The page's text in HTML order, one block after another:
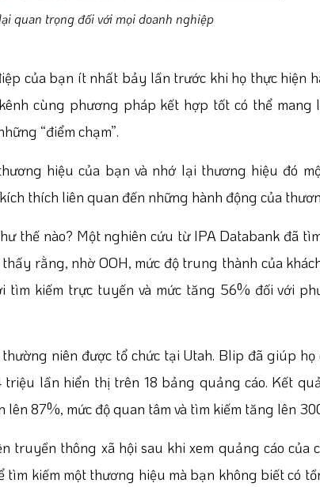
quan trọng đối với mọi doanh nghiệp
của bạn ít nhất bảy lần trước khi họ thực hiện
cùng phương pháp kết hợp tốt có thể mang
“điểm chạm”.
hiệu của bạn và nhớ lại thương hiệu đó
thích liên quan đến những hành động của
thế nào? Một nghiên cứu từ IPA Databank đã
rằng, nhờ OOH, mức độ trung thành của
tìm kiếm trực tuyến và mức tăng 56% đối với
niên được tổ chức tại Utah. Blip đã giúp họ
lần hiển thị trên 18 bảng quảng cáo. Kết
87%, mức độ quan tâm và tìm kiếm tăng lên
truyền thông xã hội sau khi xem quảng cáo của
kiếm một thương hiệu mà bạn không biết có